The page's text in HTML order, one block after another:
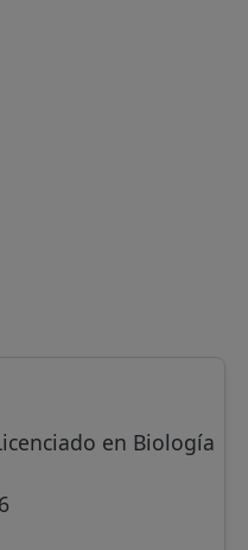
en Biología